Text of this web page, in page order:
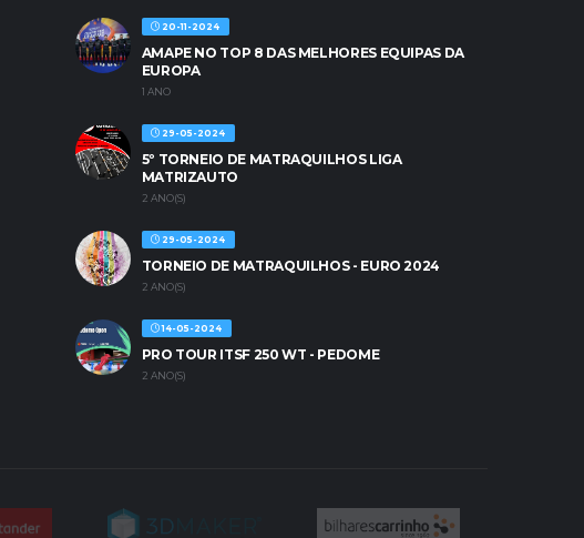
20-11-2024
AMAPE NO TOP 8 DAS MELHORES EQUIPAS DA
EUROPA
1 ANO
29-05-2024
5º TORNEIO DE MATRAQUILHOS LIGA
MATRIZAUTO
2 ANO(S)
29-05-2024
TORNEIO DE MATRAQUILHOS - EURO 2024
2 ANO(S)
14-05-2024
PRO TOUR ITSF 250 WT - PEDOME
2 ANO(S)